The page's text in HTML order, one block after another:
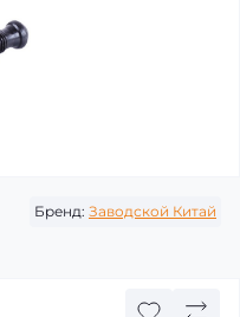
Бренд: Заводской Китай